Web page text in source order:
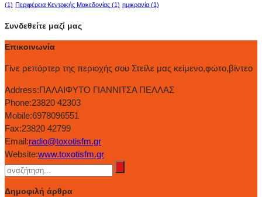
(1) Περιφέρεια Κεντρικής Μακεδονίας (1) ημικρανία (1)
Συνδεθείτε μαζί μας
Επικοινωνία
Γίνε ρεπόρτερ της περιοχής σου Στείλε μας κείμενο,φώτο,βίντεο
Address:ΠΑΛΑΙΦΥΤΟ ΓΙΑΝΝΙΤΣΑ ΠΕΛΛΑΣ
Phone:23820 42303
Mobile:6978096551
Fax:23820 42799
Email:radio@toxotisfm.gr
Website:www.toxotisfm.gr
Δημοφιλή άρθρα